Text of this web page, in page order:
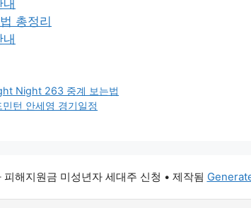
총정리
Night 263 중계 보는법
턴 안세영 경기일정
해지원금 미성년자 세대주 신청 • 제작됨